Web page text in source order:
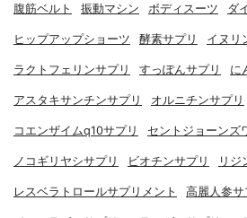
腹筋ベルト 振動マシン ボディスーツ ダ
ヒップアップショーツ 酵素サプリ イヌリ
ラクトフェリンサプリ すっぽんサプリ に
アスタキサンチンサプリ オルニチンサプリ
コエンザイムq10サプリ セントジョーンズ
ノコギリヤシサプリ ビオチンサプリ リジ
レスベラトロールサプリメント 高麗人参サ